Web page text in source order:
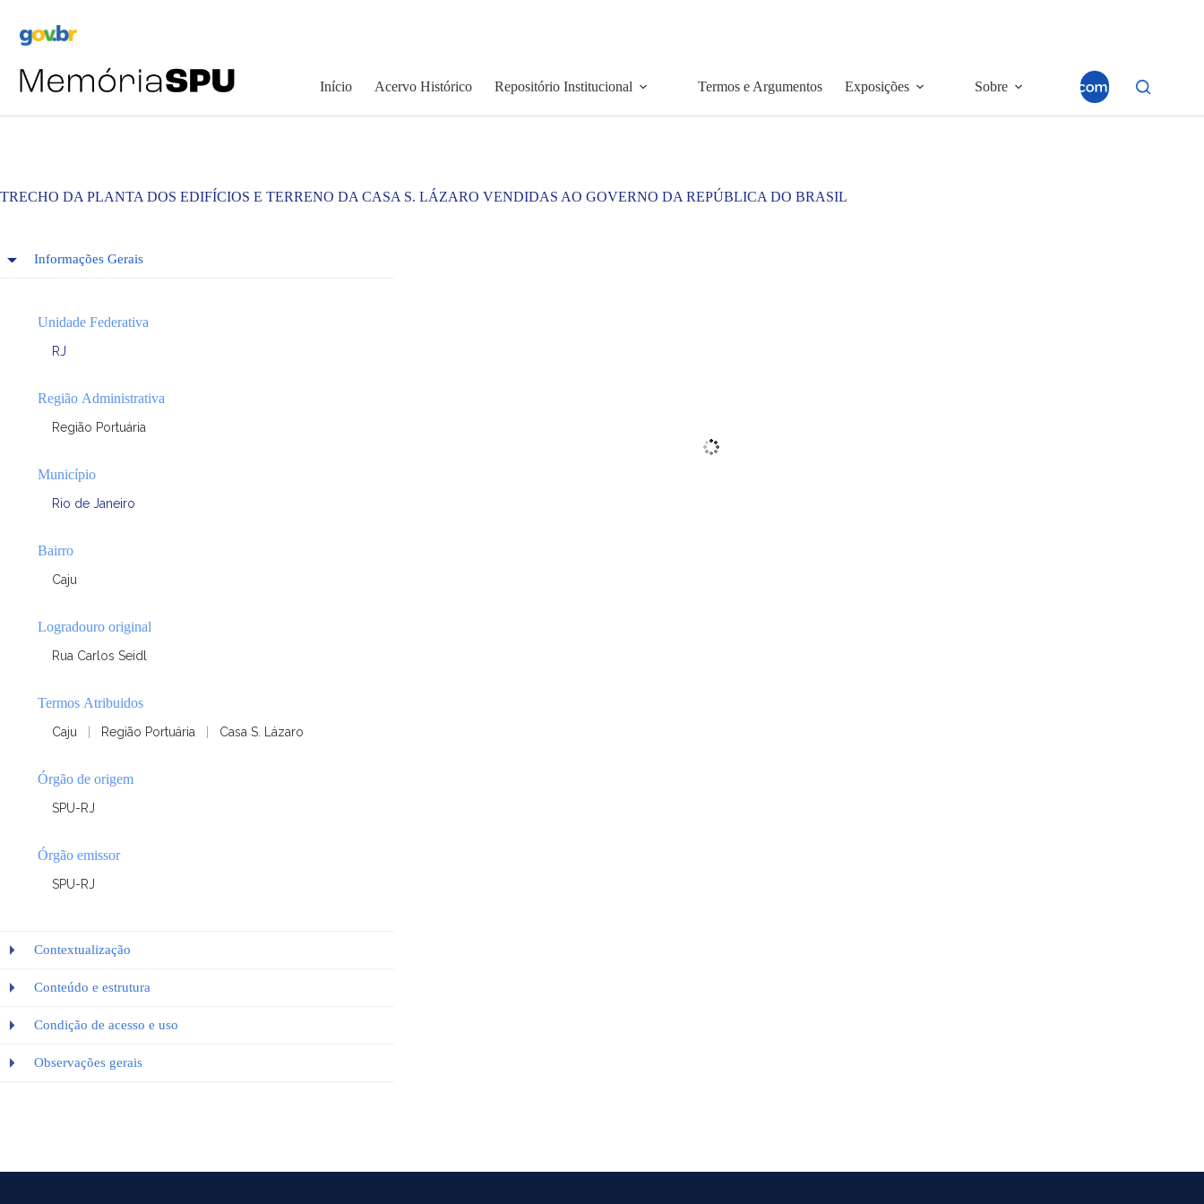
Início Acervo Histórico Repositório Institucional Termos e Argumentos Exposições Sobre
TRECHO DA PLANTA DOS EDIFÍCIOS E TERRENO DA CASA S. LÁZARO VENDIDAS AO GOVERNO DA REPÚBLICA DO BRASIL
Informações Gerais
Unidade Federativa
RJ
Região Administrativa
Região Portuária
Município
Rio de Janeiro
Bairro
Caju
Logradouro original
Rua Carlos Seidl
Termos Atribuidos
Caju Região Portuária Casa S. Lázaro
Órgão de origem
SPU-RJ
Órgão emissor
SPU-RJ
Contextualização
Conteúdo e estrutura
Condição de acesso e uso
Observações gerais